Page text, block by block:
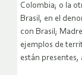
Colombia; o la
Brasil, en el
con Brasil;
ejemplos de
están